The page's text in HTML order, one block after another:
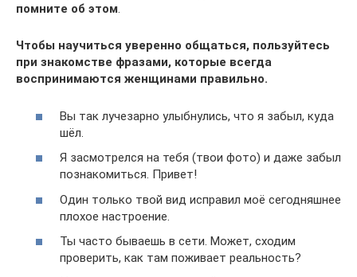
помните об этом.
Чтобы научиться уверенно общаться, пользуйтесь
при знакомстве фразами, которые всегда
воспринимаются женщинами правильно.
Вы так лучезарно улыбнулись, что я забыл, куда
шёл.
Я засмотрелся на тебя (твои фото) и даже забыл
познакомиться. Привет!
Один только твой вид исправил моё сегодняшнее
плохое настроение.
Ты часто бываешь в сети. Может, сходим
проверить, как там поживает реальность?